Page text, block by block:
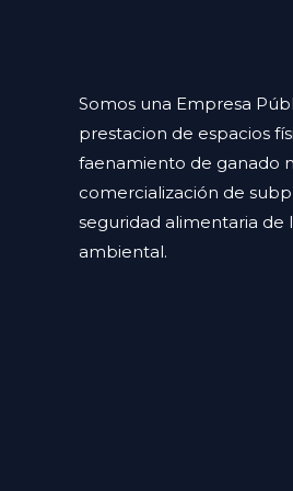
Somos una Empresa
prestacion de espacios
faenamiento de ganado
comercialización de
seguridad alimentaria de
ambiental.